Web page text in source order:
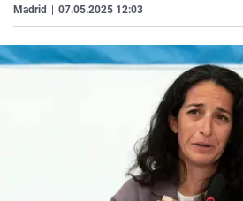
Madrid 07.05.2025 12:03